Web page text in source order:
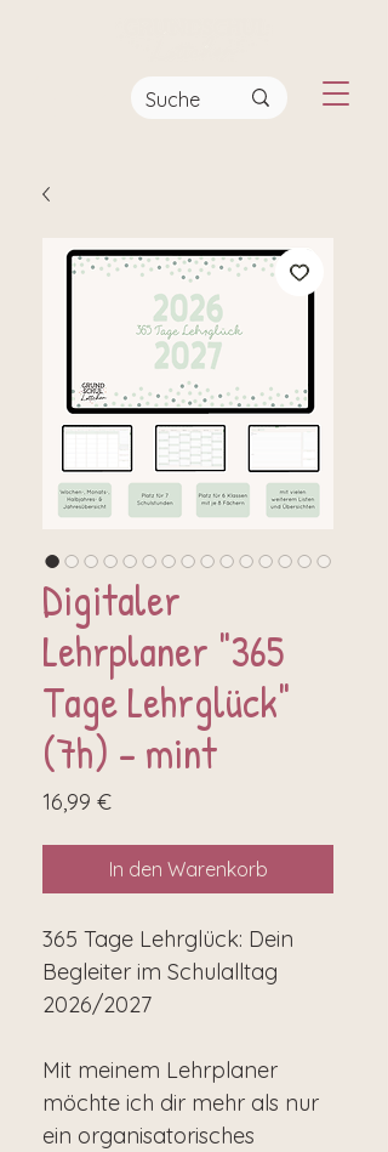
Digitaler
Lehrplaner "365
Tage Lehrglück"
(7h) - mint
16,99 €Preis
In den Warenkorb
365 Tage Lehrglück: Dein
Begleiter im Schulalltag
2026/2027
Mit meinem Lehrplaner
möchte ich dir mehr als nur
ein organisatorisches